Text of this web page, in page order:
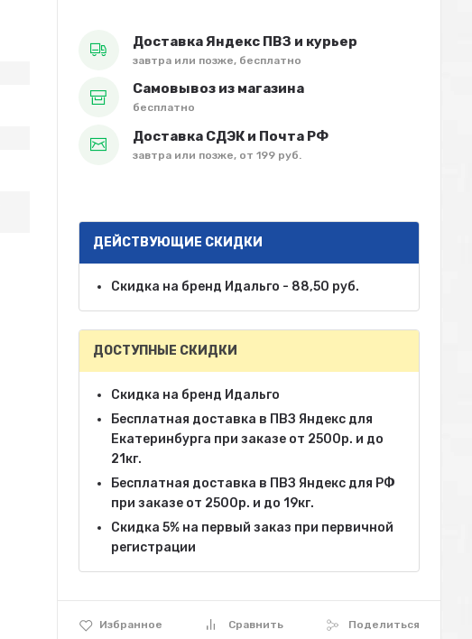
Доставка Яндекс ПВЗ и курьер
завтра или позже, бесплатно
Самовывоз из магазина
бесплатно
Доставка СДЭК и Почта РФ
завтра или позже, от 199 руб.
Избранное Сравнить Поделиться
ДЕЙСТВУЮЩИЕ СКИДКИ
Скидка на бренд Идальго - 88,50 руб.
ДОСТУПНЫЕ СКИДКИ
Скидка на бренд Идальго
Бесплатная доставка в ПВЗ Яндекс для
Екатеринбурга при заказе от 2500р. и до
21кг.
Бесплатная доставка в ПВЗ Яндекс для РФ
при заказе от 2500р. и до 19кг.
Скидка 5% на первый заказ при первичной
регистрации